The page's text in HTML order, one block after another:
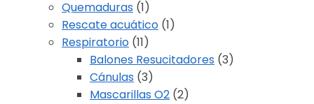
Quemaduras (1)
Rescate acuático (1)
Respiratorio (11)
Balones Resucitadores (3)
Cánulas (3)
Mascarillas O2 (2)